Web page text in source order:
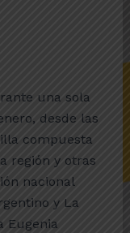
una sola
desde las
compuesta
región y otras
nacional
y La
Eugenia